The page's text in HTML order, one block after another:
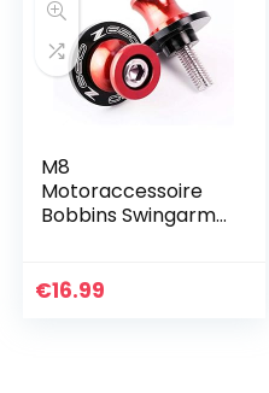
M8
Motoraccessoire
Bobbins Swingarm
€16.99